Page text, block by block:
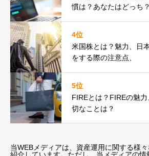
慣は？あなたはどっち？
4位
米国株とは？魅力、日
をする際の注意点、
5位
FIREとは？FIREの魅
切なことは？
当WEBメディアは、資産運用に関する様